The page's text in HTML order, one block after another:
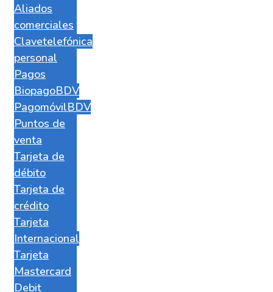
Aliados
comerciales
Clavetelefónica
personal
Pagos
BiopagoBDV
PagomóvilBDV
Puntos de
venta
Tarjeta de
débito
Tarjeta de
crédito
Tarjeta
Internacional
Tarjeta
Mastercard
Debit